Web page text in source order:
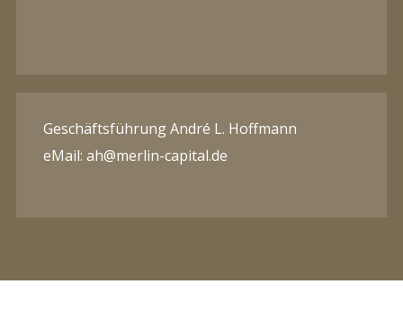
Geschäftsführung André L. Hoffmann
eMail: ah@merlin-capital.de